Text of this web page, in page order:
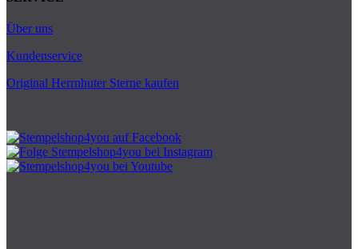
Über uns
Kundenservice
Original Herrnhuter Sterne kaufen